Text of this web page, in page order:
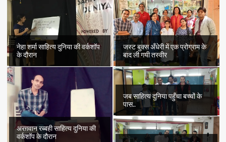
नेहा शर्मा साहित्य दुनिया की वर्कशॉप
के दौरान
जस्ट बुक्स अँधेरी में एक प्रोग्राम के
बाद ली गयी तस्वीर
अरग़वान रब्बही साहित्य दुनिया की
वर्कशॉप के दौरान
जब साहित्य दुनिया पहुँचा बच्चों के
पास..